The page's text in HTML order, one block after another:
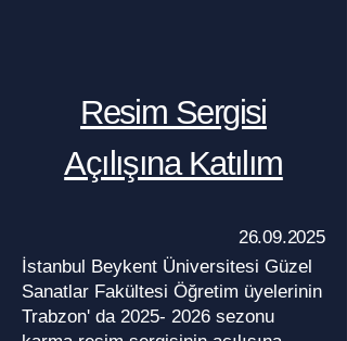
Resim Sergisi
Açılışına Katılım
​26.09.2025
İstanbul Beykent Üniversitesi Güzel
Sanatlar Fakültesi Öğretim üyelerinin
Trabzon' da 2025- 2026 sezonu